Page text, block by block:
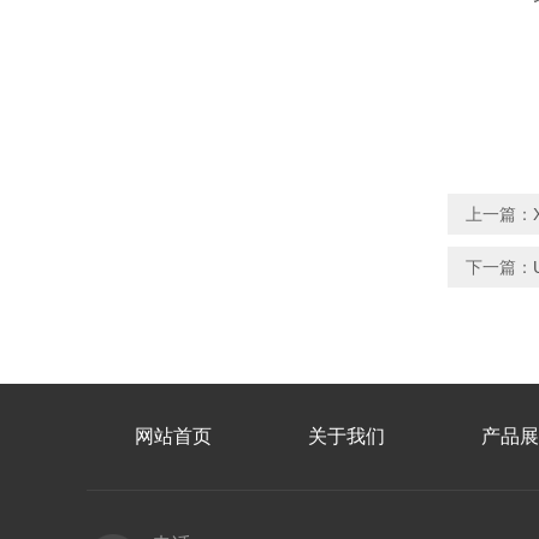
上一篇：
下一篇：
网站首页 关于我们 产品